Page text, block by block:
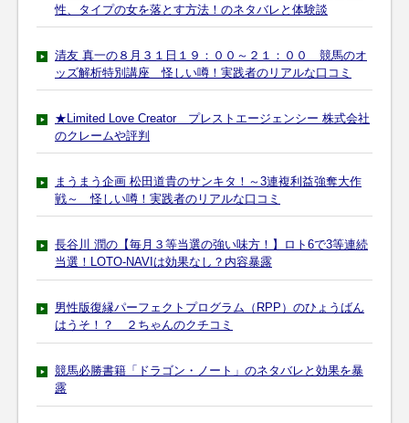
性、タイプの女を落とす方法！のネタバレと体験談
清友 真一の８月３１日１９：００～２１：００ 競馬のオ
ッズ解析特別講座 怪しい噂！実践者のリアルな口コミ
★Limited Love Creator プレストエージェンシー 株式会社
のクレームや評判
まうまう企画 松田道貴のサンキタ！～3連複利益強奪大作
戦～ 怪しい噂！実践者のリアルな口コミ
長谷川 潤の【毎月３等当選の強い味方！】ロト6で3等連続
当選！LOTO-NAVIは効果なし？内容暴露
男性版復縁パーフェクトプログラム（RPP）のひょうばん
はうそ！？ ２ちゃんのクチコミ
競馬必勝書籍「ドラゴン・ノート」のネタバレと効果を暴
露